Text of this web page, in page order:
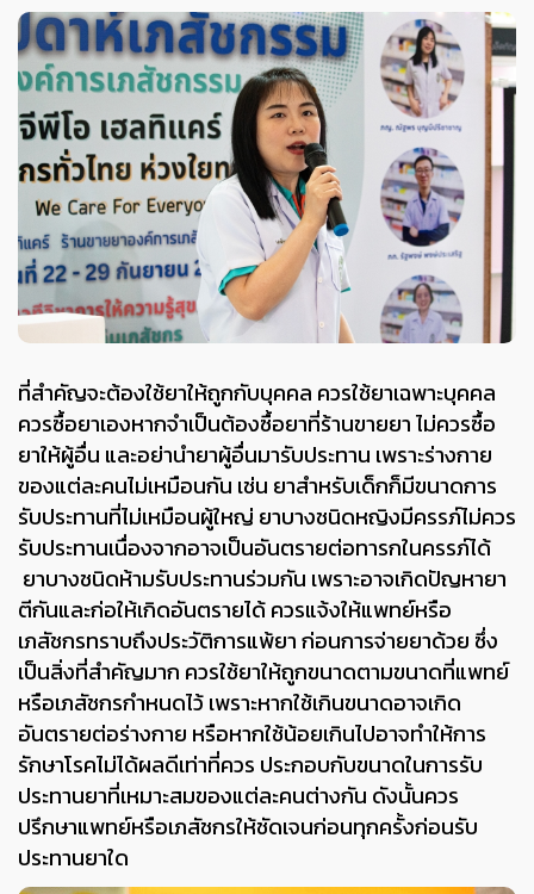
ที่สำคัญจะต้องใช้ยาให้ถูกกับบุคคล ควรใช้ยาเฉพาะบุคคล
ควรซื้อยาเองหากจำเป็นต้องซื้อยาที่ร้านขายยา ไม่ควรซื้อ
ยาให้ผู้อื่น และอย่านำยาผู้อื่นมารับประทาน เพราะร่างกาย
ของแต่ละคนไม่เหมือนกัน เช่น ยาสำหรับเด็กก็มีขนาดการ
รับประทานที่ไม่เหมือนผู้ใหญ่ ยาบางชนิดหญิงมีครรภ์ไม่ควร
รับประทานเนื่องจากอาจเป็นอันตรายต่อทารกในครรภ์ได้
ยาบางชนิดห้ามรับประทานร่วมกัน เพราะอาจเกิดปัญหายา
ตีกันและก่อให้เกิดอันตรายได้ ควรแจ้งให้แพทย์หรือ
เภสัชกรทราบถึงประวัติการแพ้ยา ก่อนการจ่ายยาด้วย ซึ่ง
เป็นสิ่งที่สำคัญมาก ควรใช้ยาให้ถูกขนาดตามขนาดที่แพทย์
หรือเภสัชกรกำหนดไว้ เพราะหากใช้เกินขนาดอาจเกิด
อันตรายต่อร่างกาย หรือหากใช้น้อยเกินไปอาจทำให้การ
รักษาโรคไม่ได้ผลดีเท่าที่ควร ประกอบกับขนาดในการรับ
ประทานยาที่เหมาะสมของแต่ละคนต่างกัน ดังนั้นควร
ปรึกษาแพทย์หรือเภสัชกรให้ชัดเจนก่อนทุกครั้งก่อนรับ
ประทานยาใด